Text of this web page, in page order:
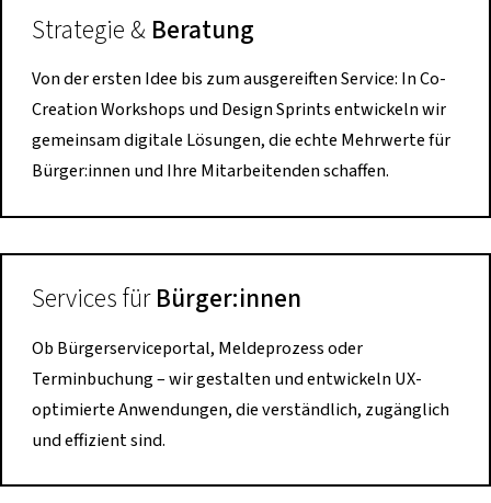
Strategie & Beratung
Von der ersten Idee bis zum ausgereiften Service: In Co-
Creation Workshops und Design Sprints entwickeln wir
gemeinsam digitale Lösungen, die echte Mehrwerte für
Bürger:innen und Ihre Mitarbeitenden schaffen.
Services fürBürger:innen
Ob Bürgerserviceportal, Meldeprozess oder
Terminbuchung – wir gestalten und entwickeln UX-
optimierte Anwendungen, die verständlich, zugänglich
und effizient sind.